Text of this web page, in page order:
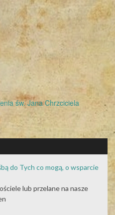
św. Jana Chrzciciela
do Tych co mogą, o wsparcie
lub przelane na nasze